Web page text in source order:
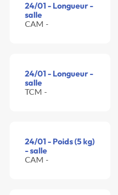
24/01 - Longueur -
salle
CAM -
24/01 - Longueur -
salle
TCM -
24/01 - Poids (5 kg)
- salle
CAM -